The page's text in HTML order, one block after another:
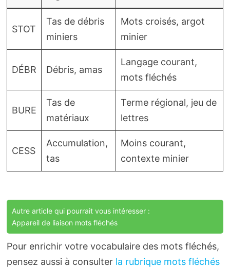
STOT
Tas de débris
miniers
Mots croisés, argot
minier
DÉBR Débris, amas
Langage courant,
mots fléchés
BURE
Tas de
matériaux
Terme régional, jeu de
lettres
CESS
Accumulation,
tas
Moins courant,
contexte minier
Autre article qui pourrait vous intéresser :
Appareil de liaison mots fléchés
Pour enrichir votre vocabulaire des mots fléchés,
pensez aussi à consulter la rubrique mots fléchés